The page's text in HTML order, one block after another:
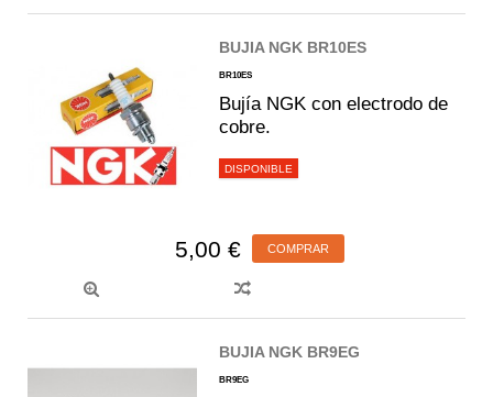
BUJIA NGK BR10ES
BR10ES
Bujía NGK con electrodo de
cobre.
DISPONIBLE
5,00 € COMPRAR
BUJIA NGK BR9EG
BR9EG